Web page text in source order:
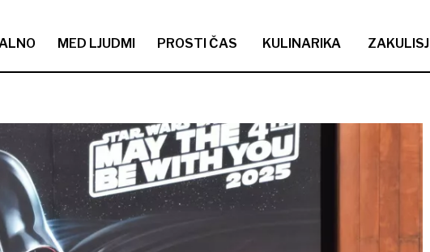
MED LJUDMI PROSTI ČAS KULINARIKA